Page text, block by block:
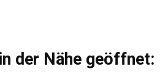
der Nähe geöffnet: